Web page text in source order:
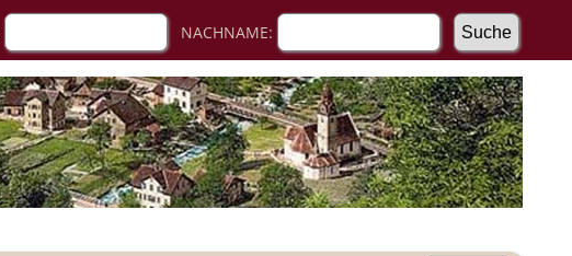
NACHNAME: